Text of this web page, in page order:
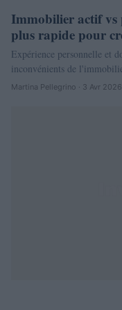
NEWS
Immobilier actif vs
plus rapide pour
Expérience personnelle et
inconvénients de
Martina Pellegrino · 3 Avr 2026